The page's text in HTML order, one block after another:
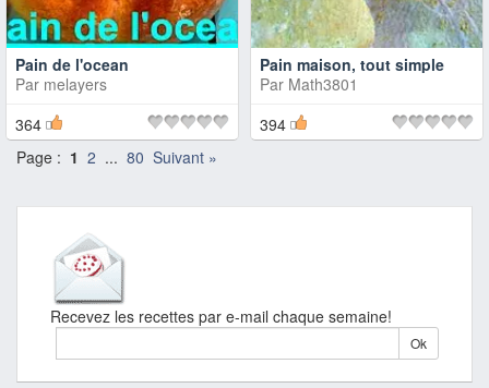
Pain de l'ocean
Par melayers
364
Pain maison, tout simple
Par Math3801
394
Page : 1 2 ... 80 Suivant »
Recevez les recettes par e-mail chaque semaine!